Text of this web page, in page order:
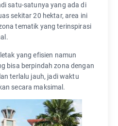
satu-satunya yang ada di
sekitar 20 hektar, area ini
tematik yang terinspirasi
yang efisien namun
bisa berpindah zona dengan
terlalu jauh, jadi waktu
secara maksimal.